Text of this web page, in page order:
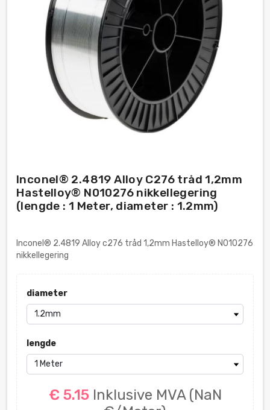
Inconel® 2.4819 Alloy C276 tråd 1,2mm
Hastelloy® N010276 nikkellegering
(lengde : 1 Meter, diameter : 1.2mm)
Inconel® 2.4819 Alloy c276 tråd 1,2mm Hastelloy® N010276
nikkellegering
diameter
lengde
€ 5.15 Inklusive MVA (NaN